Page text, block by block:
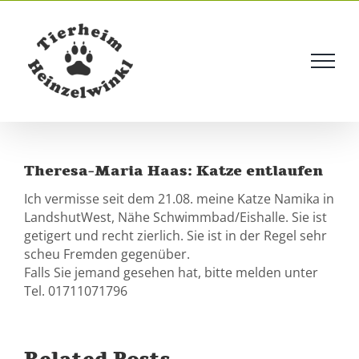
content
Theresa-Maria Haas: Katze entlaufen
Ich vermisse seit dem 21.08. meine Katze Namika in
LandshutWest, Nähe Schwimmbad/Eishalle. Sie ist
getigert und recht zierlich. Sie ist in der Regel sehr
scheu Fremden gegenüber.
Falls Sie jemand gesehen hat, bitte melden unter
Tel. 01711071796